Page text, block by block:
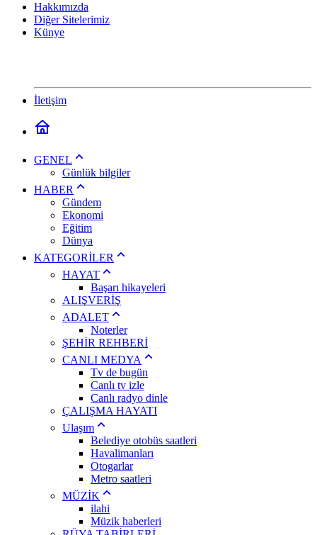
Hakkımızda
Diğer Sitelerimiz
Künye
İletişim
GENEL
Günlük bilgiler
HABER
Gündem
Ekonomi
Eğitim
Dünya
KATEGORİLER
HAYAT
Başarı hikayeleri
ALIŞVERİŞ
ADALET
Noterler
ŞEHİR REHBERİ
CANLI MEDYA
Tv de bugün
Canlı tv izle
Canlı radyo dinle
ÇALIŞMA HAYATI
Ulaşım
Belediye otobüs saatleri
Havalimanları
Otogarlar
Metro saatleri
MÜZİK
ilahi
Müzik haberleri